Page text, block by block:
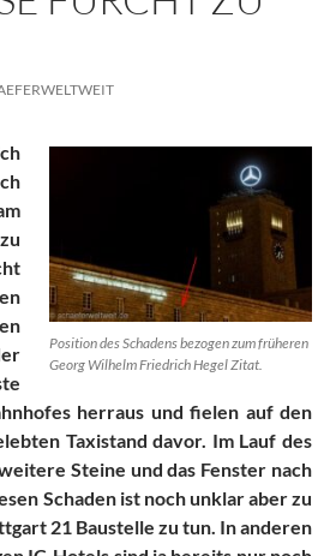
Position des Schadens bezogen zum früheren
Georg Wilhelm Friedrich Hegel Zitat.
herraus und fielen auf den
Taxistand davor. Im Lauf des
Steine und das Fenster nach
Schaden ist noch unklar aber zu
21 Baustelle zu tun. In anderen